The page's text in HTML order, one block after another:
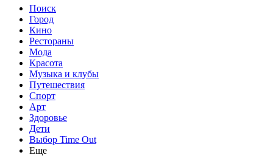
Поиск
Город
Кино
Рестораны
Мода
Красота
Музыка и клубы
Путешествия
Спорт
Арт
Здоровье
Дети
Выбор Time Out
Еще